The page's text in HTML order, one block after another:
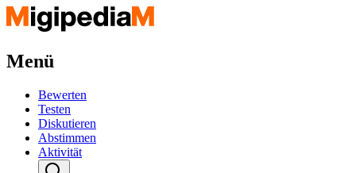
Menü
Bewerten
Testen
Diskutieren
Abstimmen
Aktivität